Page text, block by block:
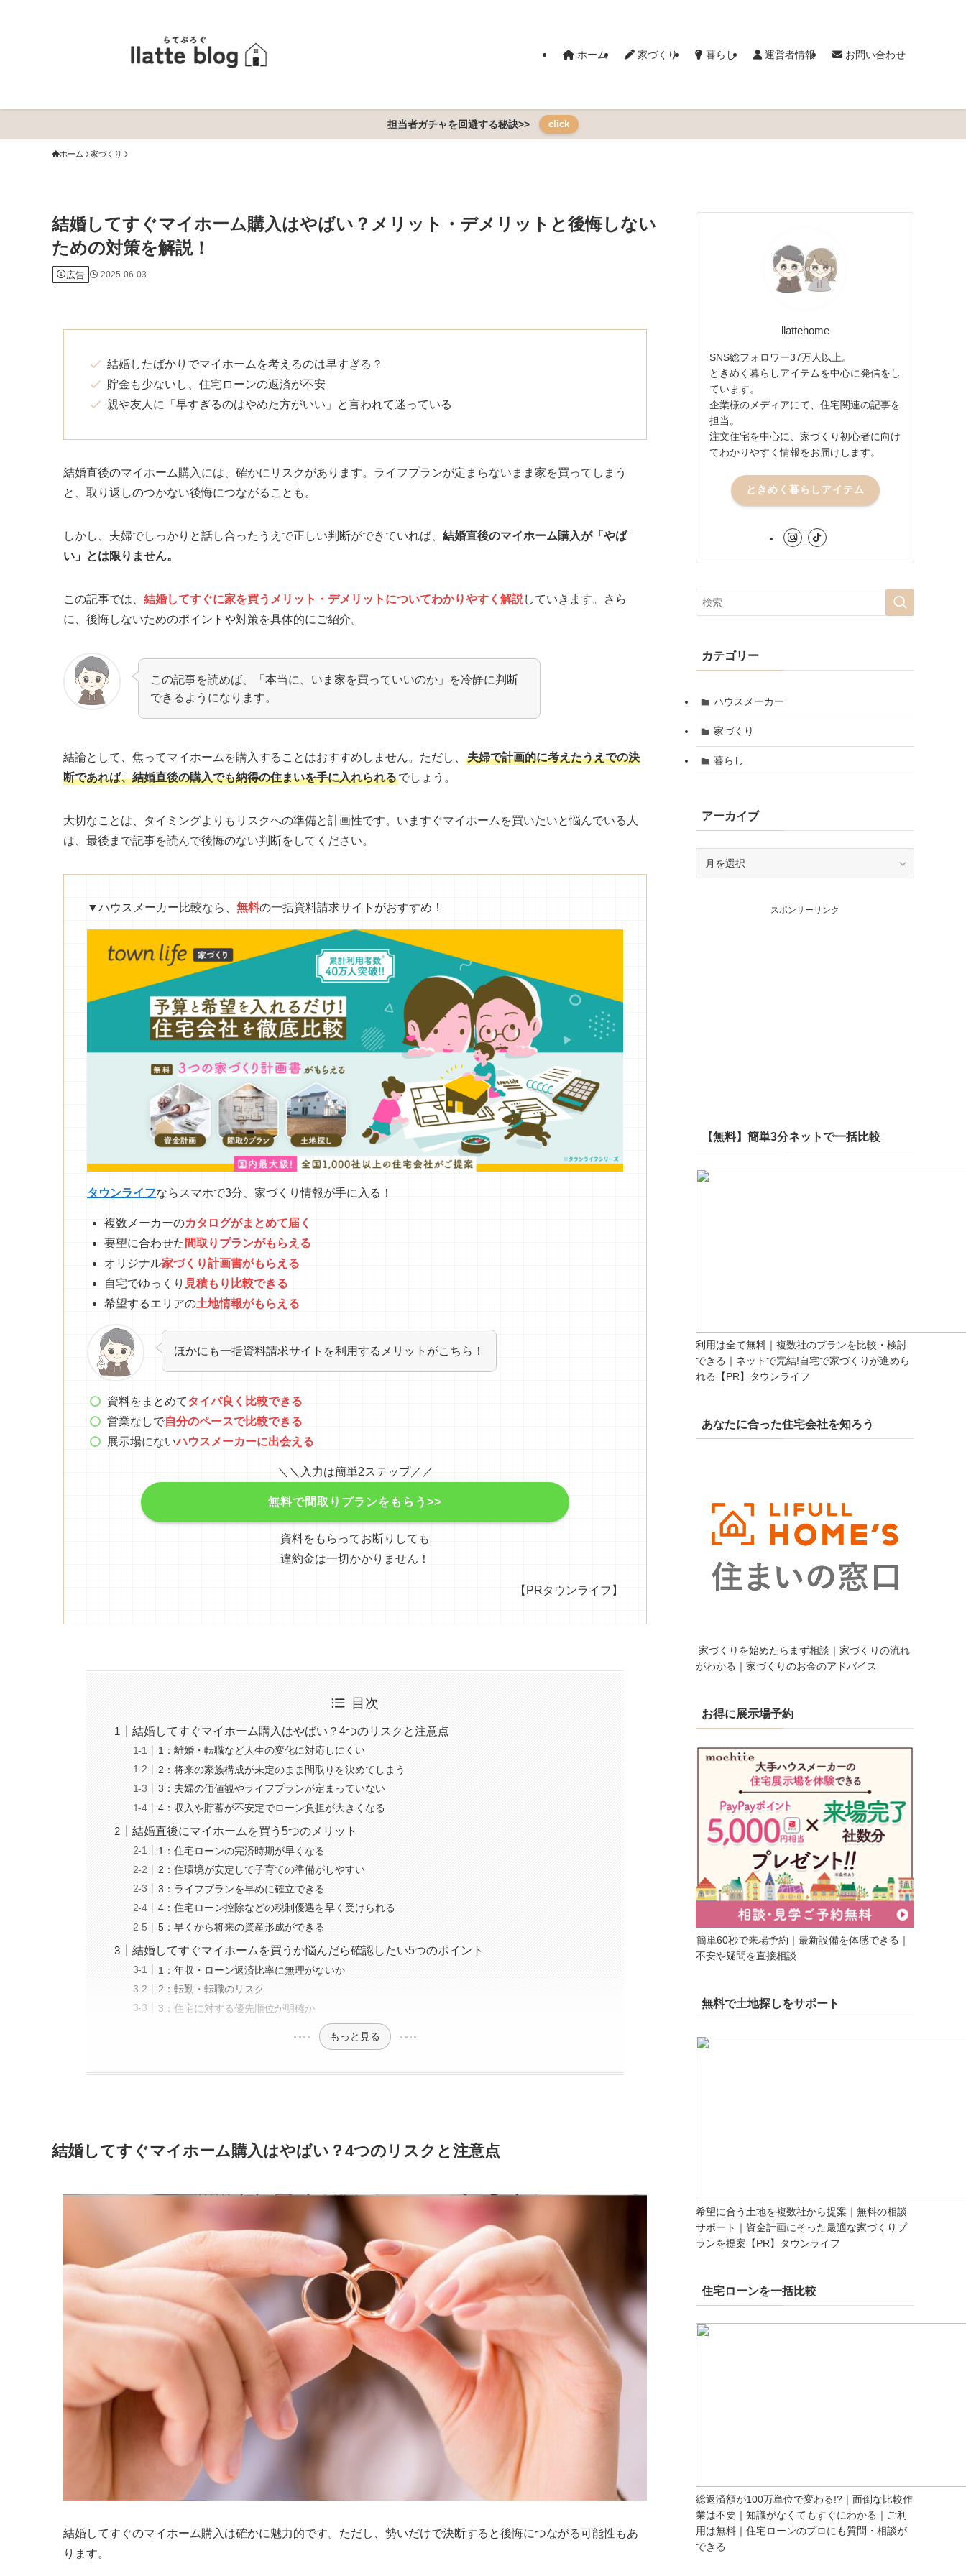
ホーム 家づくり 暮らし 運営者情報 お問い合わせ
担当者ガチャを回避する秘訣>> click
ホーム 家づくり
結婚してすぐマイホーム購入はやばい？メリット・デメリットと後悔しない
ための対策を解説！
広告 2025-06-03
結婚したばかりでマイホームを考えるのは早すぎる？
貯金も少ないし、住宅ローンの返済が不安
親や友人に「早すぎるのはやめた方がいい」と言われて迷っている
結婚直後のマイホーム購入には、確かにリスクがあります。ライフプランが定まらないまま家を買ってしまう
と、取り返しのつかない後悔につながることも。
しかし、夫婦でしっかりと話し合ったうえで正しい判断ができていれば、 結婚直後のマイホーム購入が「やば
い」とは限りません。
この記事では、 結婚してすぐに家を買うメリット・デメリットについてわかりやすく解説していきます。さら
に、後悔しないためのポイントや対策を具体的にご紹介。
この記事を読めば、「本当に、いま家を買っていいのか」を冷静に判断
できるようになります。
結論として、焦ってマイホームを購入することはおすすめしません。ただし、
夫婦で計画的に考えたうえでの決
断であれば、結婚直後の購入でも納得の住まいを手に入れられるでしょう。
大切なことは、タイミングよりもリスクへの準備と計画性です。いますぐマイホームを買いたいと悩んでいる人
は、最後まで記事を読んで後悔のない判断をしてください。
▼ハウスメーカー比較なら、 無料の一括資料請求サイトがおすすめ！
タウンライフならスマホで3分、家づくり情報が手に入る！
複数メーカーのカタログがまとめて届 く
要望に合わせた 間取りプランがもらえる
オリジナル家づくり計画書がもらえる
自宅でゆっくり 見積もり比較できる
希望するエリアの土地情報がもらえる
ほかにも一括資料請求サイトを利用するメリットがこちら！
資料をまとめてタイパ良く比較できる
営業なしで自分のペースで比較できる
展示場にないハウスメーカーに出会える
＼＼入力は簡単2ステップ／／
無料で間取りプランをもらう>>
資料をもらってお断りしても
違約金は一切かかりません！
【PRタウンライフ】
目次
結婚してすぐマイホーム購入はやばい？4つのリスクと注意点
1：離婚・転職など人生の変化に対応しにくい
2：将来の家族構成が未定のまま間取りを決めてしまう
3：夫婦の価値観やライフプランが定まっていない
4：収入や貯蓄が不安定でローン負担が大きくなる
結婚直後にマイホームを買う5つのメリット
1：住宅ローンの完済時期が早くなる
2：住環境が安定して子育ての準備がしやすい
3：ライフプランを早めに確立できる
4：住宅ローン控除などの税制優遇を早く受けられる
5：早くから将来の資産形成ができる
結婚してすぐマイホームを買うか悩んだら確認したい5つのポイント
1：年収・ローン返済比率に無理がないか
2：転勤・転職のリスク
3：住宅に対する優先順位が明確か
もっと見る
結婚してすぐマイホーム購入はやばい？4つのリスクと注意点
結婚してすぐのマイホーム購入は確かに魅力的です。ただし、勢いだけで決断すると後悔につながる可能性もあ
ります。
llattehome
SNS総フォロワー37万人以上。
ときめく暮らしアイテムを中心に発信をし
ています。
企業様のメディアにて、住宅関連の記事を
担当。
注文住宅を中心に、家づくり初心者に向け
てわかりやすく情報をお届けします。
ときめく暮らしアイテム
カテゴリー
ハウスメーカー
家づくり
暮らし
アーカイブ
スポンサーリンク
【無料】簡単3分ネットで一括比較
利用は全て無料｜複数社のプランを比較・検討
できる｜ネットで完結!自宅で家づくりが進めら
れる【PR】タウンライフ
あなたに合った住宅会社を知ろう
家づくりを始めたらまず相談｜家づくりの流れ
がわかる｜家づくりのお金のアドバイス
お得に展示場予約
簡単60秒で来場予約｜最新設備を体感できる｜
不安や疑問を直接相談
無料で土地探しをサポート
希望に合う土地を複数社から提案｜無料の相談
サポート｜資金計画にそった最適な家づくりプ
ランを提案【PR】タウンライフ
住宅ローンを一括比較
総返済額が100万単位で変わる!?｜面倒な比較作
業は不要｜知識がなくてもすぐにわかる｜ご利
用は無料｜住宅ローンのプロにも質問・相談が
できる